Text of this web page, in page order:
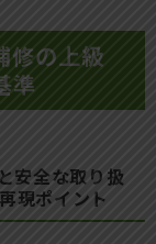
修の上級
準
安全な取り扱
現ポイント